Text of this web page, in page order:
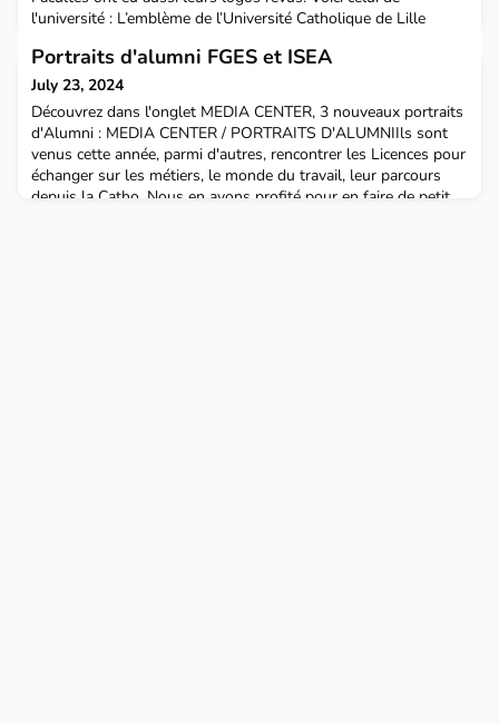
l'université : L’emblème de l’Université Catholique de Lille
meilleure lisibilité et adaptation aux supports actuels. Ses
symboles et couleurs conservent la valeur patrimoniale de
l’Université.Les clés de Saint Pierre : Ce
Portraits d'alumni FGES et ISEA
July 23, 2024
Découvrez dans l'onglet MEDIA CENTER, 3 nouveaux portraits
d'Alumni : MEDIA CENTER / PORTRAITS D'ALUMNIIls sont
venus cette année, parmi d'autres, rencontrer les Licences pour
échanger sur les métiers, le monde du travail, leur parcours
depuis la Catho. Nous en avons profité pour en faire de petit